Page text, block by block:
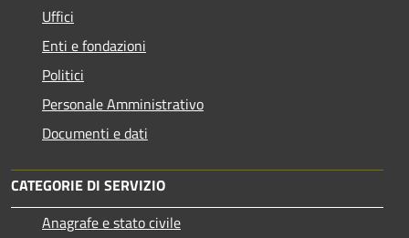
Uffici
Enti e fondazioni
Politici
Personale Amministrativo
Documenti e dati
CATEGORIE DI SERVIZIO
Anagrafe e stato civile